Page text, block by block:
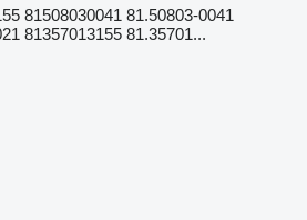
81508030041 81.50803-0041
81357013155 81.35701...